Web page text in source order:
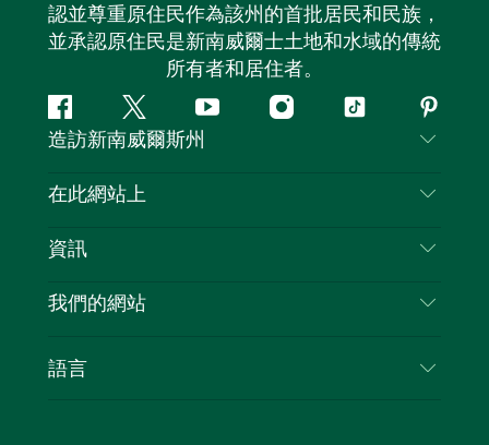
認並尊重原住民作為該州的首批居民和民族，
並承認原住民是新南威爾士土地和水域的傳統
所有者和居住者。
Facebook嘰
嘰
喳
Youtube Instagram
抖
造訪新南威爾斯州
聯絡我們
隱私
Cookie 通知
在此網站上
目的地
新南威爾士州公路旅行
活動
資訊
旅行資訊
新南威爾士州的商業
我們的網站
語言